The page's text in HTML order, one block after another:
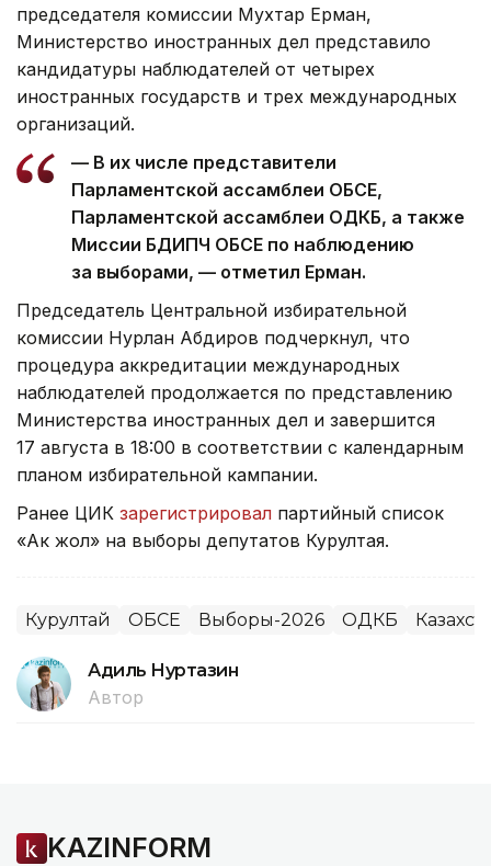
председателя комиссии Мухтар Ерман,
Министерство иностранных дел представило
кандидатуры наблюдателей от четырех
иностранных государств и трех международных
организаций.
— В их числе представители
Парламентской ассамблеи ОБСЕ,
Парламентской ассамблеи ОДКБ, а также
Миссии БДИПЧ ОБСЕ по наблюдению
за выборами, — отметил Ерман.
Председатель Центральной избирательной
комиссии Нурлан Абдиров подчеркнул, что
процедура аккредитации международных
наблюдателей продолжается по представлению
Министерства иностранных дел и завершится
17 августа в 18:00 в соответствии с календарным
планом избирательной кампании.
Ранее ЦИК зарегистрировал партийный список
«Ак жол» на выборы депутатов Курултая.
Курултай ОБСЕ Выборы-2026 ОДКБ
Адиль Нуртазин
Автор
KAZINFORM